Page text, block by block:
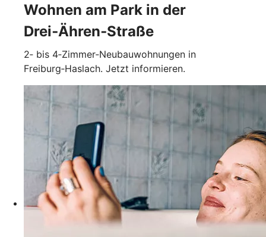
Wohnen am Park in der
Drei‑Ähren‑Straße
2‑ bis 4‑Zimmer‑Neubauwohnungen in
Freiburg‑Haslach. Jetzt informieren.